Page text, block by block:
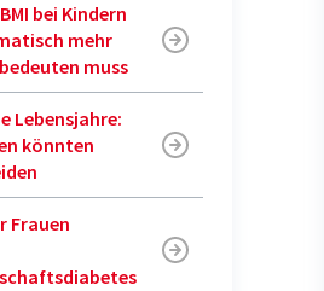
bei Kindern
mehr
muss
Lebensjahre:
könnten
Frauen